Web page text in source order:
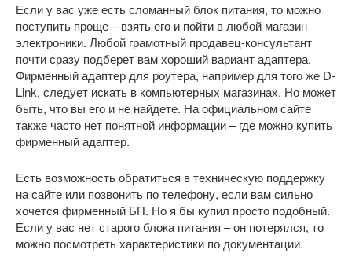
Если у вас уже есть сломанный блок питания, то можно
поступить проще – взять его и пойти в любой магазин
электроники. Любой грамотный продавец-консультант
почти сразу подберет вам хороший вариант адаптера.
Фирменный адаптер для роутера, например для того же D-
Link, следует искать в компьютерных магазинах. Но может
быть, что вы его и не найдете. На официальном сайте
также часто нет понятной информации – где можно купить
фирменный адаптер.
Есть возможность обратиться в техническую поддержку
на сайте или позвонить по телефону, если вам сильно
хочется фирменный БП. Но я бы купил просто подобный.
Если у вас нет старого блока питания – он потерялся, то
можно посмотреть характеристики по документации.